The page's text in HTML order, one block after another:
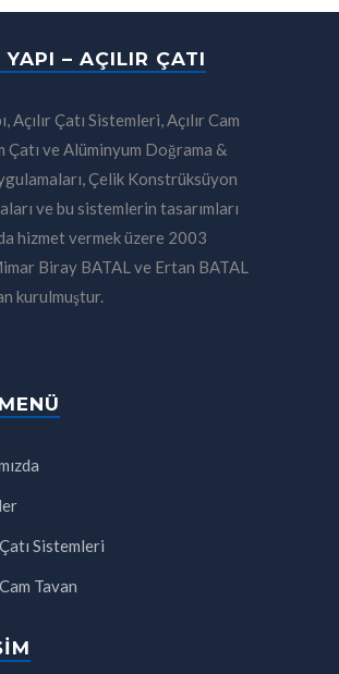
YAPI – AÇILIR ÇATI
Açılır Çatı Sistemleri, Açılır Cam
Çatı ve Alüminyum Doğrama &
Çelik Konstrüksüyon
ve bu sistemlerin tasarımları
hizmet vermek üzere 2003
Biray BATAL ve Ertan BATAL
kurulmuştur.
Sistemleri
Tavan